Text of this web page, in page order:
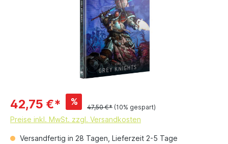
42,75 €* %
47,50 €* (10% gespart)
Preise inkl. MwSt. zzgl. Versandkosten
Versandfertig in 28 Tagen, Lieferzeit 2-5 Tage